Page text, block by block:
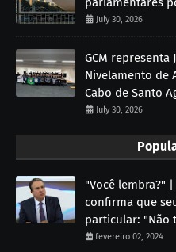
July 30, 2026
GCM representa
Nivelamento de
Cabo de Santo
July 30, 2026
"Você lembra?"
confirma que
particular: "Não
fevereiro 02, 2024